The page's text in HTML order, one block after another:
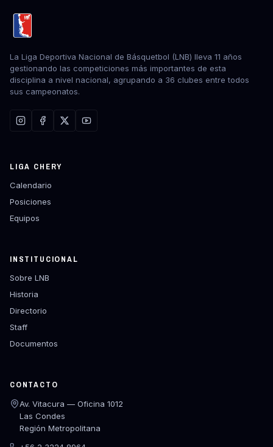
La Liga Deportiva Nacional de Básquetbol (LNB) lleva 11 años
gestionando las competiciones más importantes de esta
disciplina a nivel nacional, agrupando a 36 clubes entre todos
sus campeonatos.
LIGA CHERY
Calendario
Posiciones
Equipos
INSTITUCIONAL
Sobre LNB
Historia
Directorio
Staff
Documentos
CONTACTO
Av. Vitacura — Oficina 1012
Las Condes
Región Metropolitana